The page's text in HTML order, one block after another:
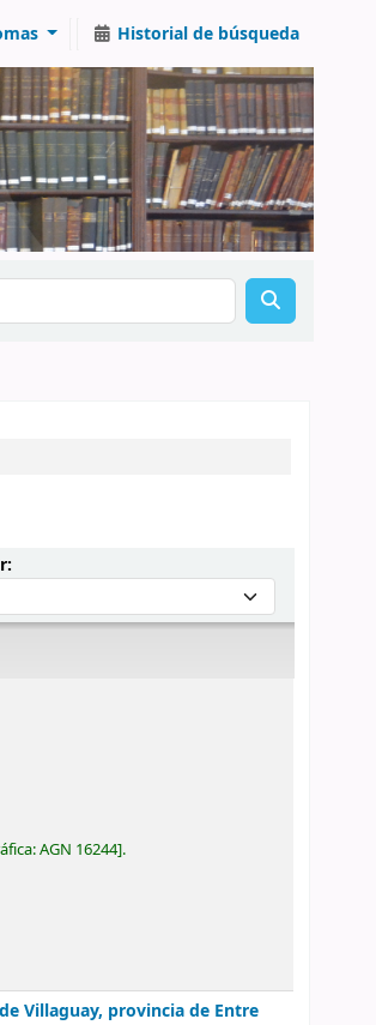
Historial de búsqueda
Ordenar por:
AGN 16244 .
Villaguay, provincia de Entre